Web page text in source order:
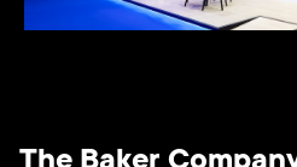
The Baker